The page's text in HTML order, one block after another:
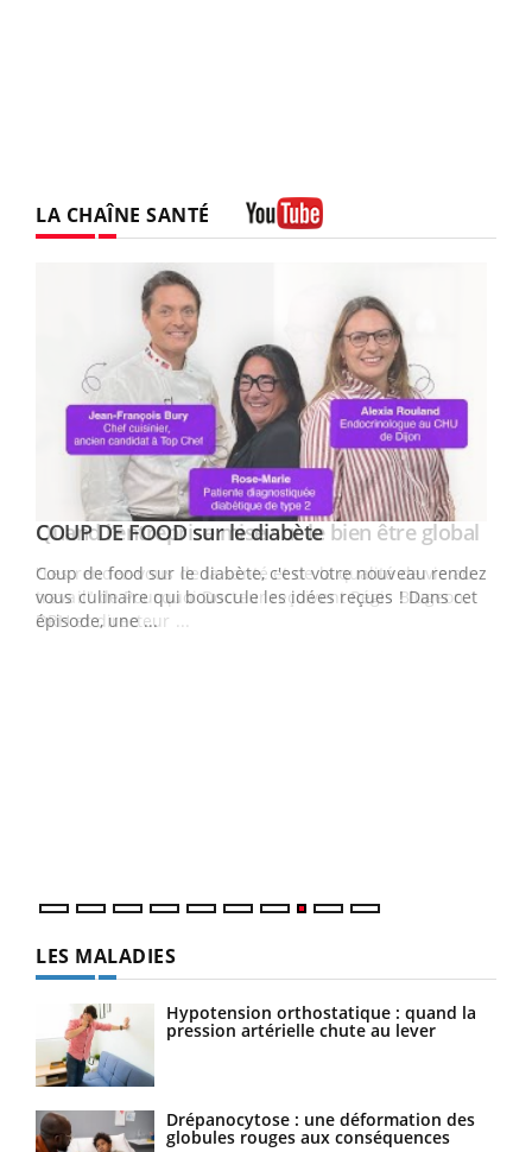
LA CHAÎNE SANTÉ
Youtube
COUP DE FOOD sur le diabèteYoutube
Coup de food sur le diabète, c'est votre nouveau rendez-
vous culinaire qui bouscule les idées reçues ! Dans cet
épisode, une ...
Youtube
Quand l’entreprise mise sur le bien être global
"Les rendez-vous de la santé et de la qualité de vie au
travail" de Pourquoi Docteur reçoivent Régis Blugeon,
DRH et directeur ...
LES MALADIES
Hypotension orthostatique : quand la
pression artérielle chute au lever
Drépanocytose : une déformation des
globules rouges aux conséquences